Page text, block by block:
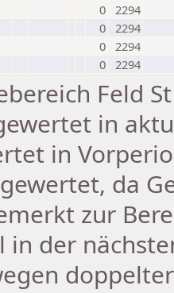
0 2294
0 2294
0 2294
0 2294
Feld
in
in
da
zur
in der